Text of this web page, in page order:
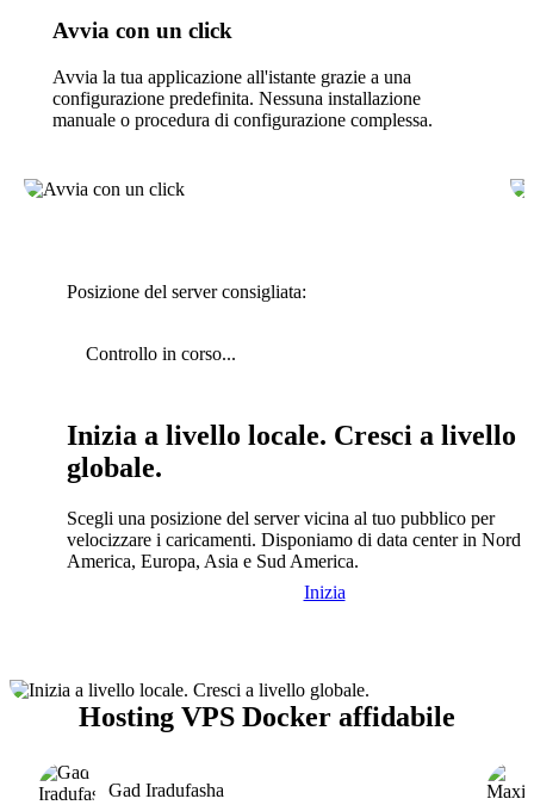
Avvia con un click
Avvia la tua applicazione all'istante grazie a una
configurazione predefinita. Nessuna installazione
manuale o procedura di configurazione complessa.
Posizione del server consigliata:
Controllo in corso...
Inizia a livello locale. Cresci a livello
globale.
Scegli una posizione del server vicina al tuo pubblico per
velocizzare i caricamenti. Disponiamo di data center in Nord
America, Europa, Asia e Sud America.
Inizia
Hosting VPS Docker affidabile
Gad Iradufasha